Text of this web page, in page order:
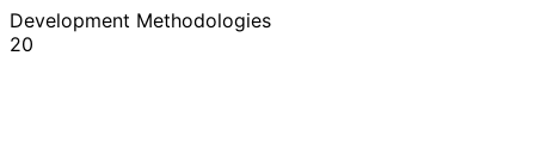
Development Methodologies
20